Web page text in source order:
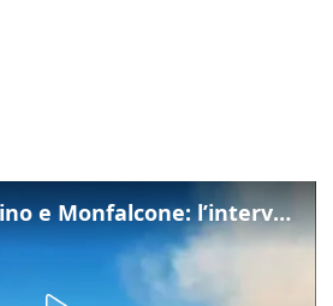
Incendio tra Duino e Monfalcone: l’intervento dei vigili del fuoco